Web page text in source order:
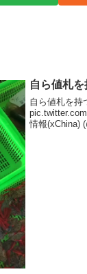
自ら値札
自ら値札を持
情報(xChina)